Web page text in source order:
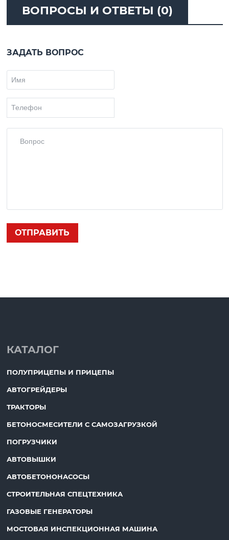
ВОПРОСЫ И ОТВЕТЫ (0)
ЗАДАТЬ ВОПРОС
КАТАЛОГ
ПОЛУПРИЦЕПЫ И ПРИЦЕПЫ
АВТОГРЕЙДЕРЫ
ТРАКТОРЫ
БЕТОНОСМЕСИТЕЛИ С САМОЗАГРУЗКОЙ
ПОГРУЗЧИКИ
АВТОВЫШКИ
АВТОБЕТОНОНАСОСЫ
СТРОИТЕЛЬНАЯ СПЕЦТЕХНИКА
ГАЗОВЫЕ ГЕНЕРАТОРЫ
МОСТОВАЯ ИНСПЕКЦИОННАЯ МАШИНА